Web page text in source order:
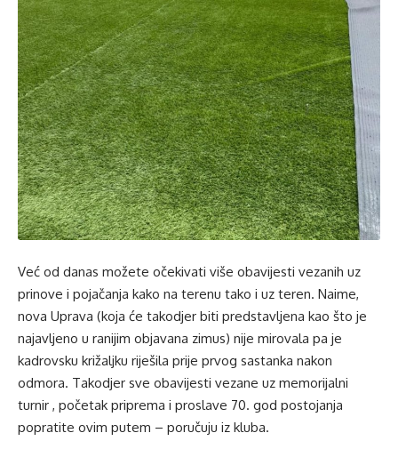
Već od danas možete očekivati više obavijesti vezanih uz
prinove i pojačanja kako na terenu tako i uz teren. Naime,
nova Uprava (koja će takodjer biti predstavljena kao što je
najavljeno u ranijim objavana zimus) nije mirovala pa je
kadrovsku križaljku riješila prije prvog sastanka nakon
odmora. Takodjer sve obavijesti vezane uz memorijalni
turnir , početak priprema i proslave 70. god postojanja
popratite ovim putem – poručuju iz kluba.